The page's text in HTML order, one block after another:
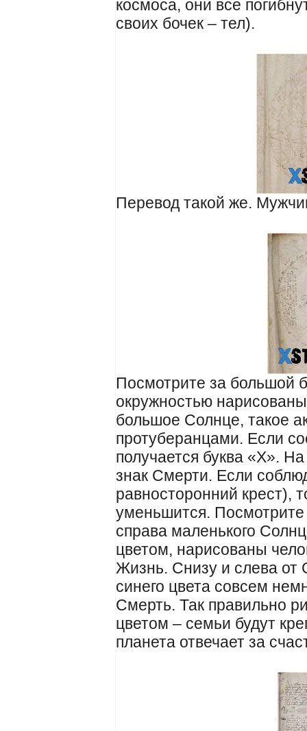
космоса, они все
своих бочек – тел).
Перевод такой же.
Посмотрите за большой
окружностью
большое Солнце, такое
протуберанцами. Если
получается буква «Х».
знак Смерти. Если
равносторонний крест),
уменьшится.
справа маленького
цветом, нарисованы
Жизнь. Снизу и слева от
синего цвета совсем
Смерть. Так правильно
цветом – семьи будут
планета отвечает за